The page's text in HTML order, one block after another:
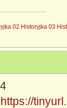
02 Historyjka 03
https://